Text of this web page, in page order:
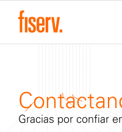
Gracias por confiar